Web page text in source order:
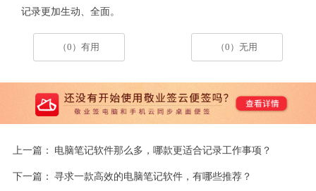
记录更加生动、全面。
（0）有用 （0）无用
上一篇： 电脑笔记软件那么多，哪款更适合记录工作事项？
下一篇： 寻求一款高效的电脑笔记软件，有哪些推荐？